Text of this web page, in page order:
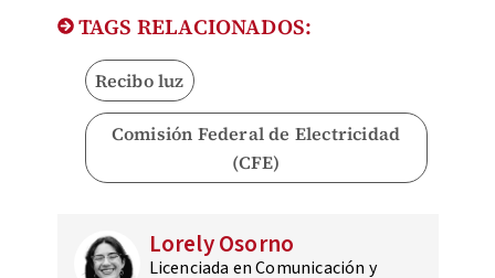
TAGS RELACIONADOS:
Recibo luz
Comisión Federal de Electricidad
(CFE)
Lorely Osorno
Licenciada en Comunicación y